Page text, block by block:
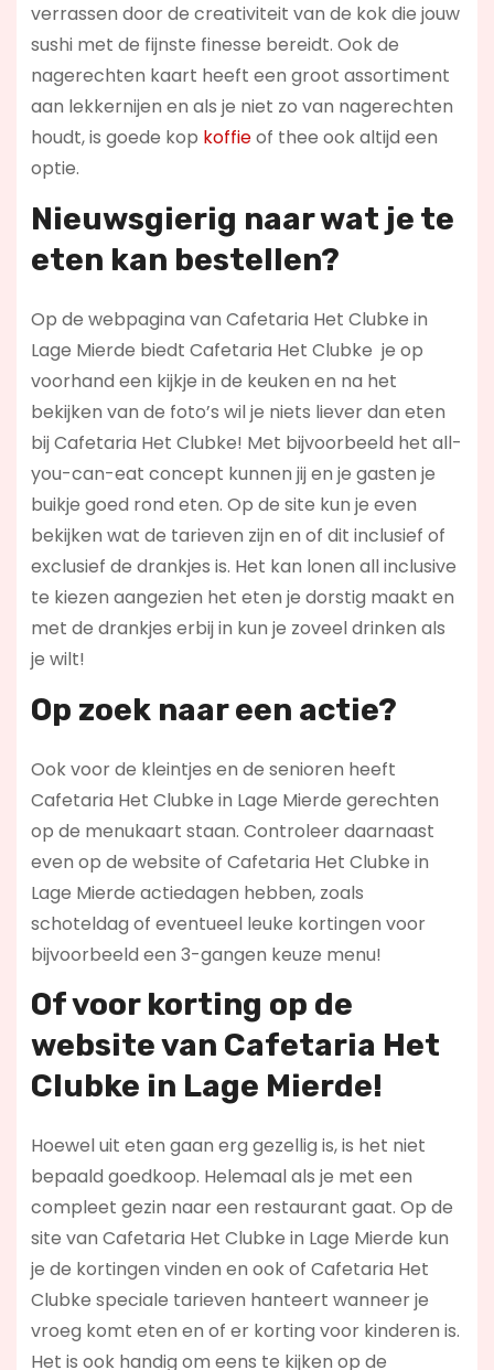
verrassen door de creativiteit van de kok die jouw
sushi met de fijnste finesse bereidt. Ook de
nagerechten kaart heeft een groot assortiment
aan lekkernijen en als je niet zo van nagerechten
houdt, is goede kop koffieof thee ook altijd een
optie.
Nieuwsgierig naar wat je te
eten kan bestellen?
Op de webpagina van Cafetaria Het Clubke in
Lage Mierde biedt Cafetaria Het Clubke je op
voorhand een kijkje in de keuken en na het
bekijken van de foto’s wil je niets liever dan eten
bij Cafetaria Het Clubke! Met bijvoorbeeld het all-
you-can-eat concept kunnen jij en je gasten je
buikje goed rond eten. Op de site kun je even
bekijken wat de tarieven zijn en of dit inclusief of
exclusief de drankjes is. Het kan lonen all inclusive
te kiezen aangezien het eten je dorstig maakt en
met de drankjes erbij in kun je zoveel drinken als
je wilt!
Op zoek naar een actie?
Ook voor de kleintjes en de senioren heeft
Cafetaria Het Clubke in Lage Mierde gerechten
op de menukaart staan. Controleer daarnaast
even op de website of Cafetaria Het Clubke in
Lage Mierde actiedagen hebben, zoals
schoteldag of eventueel leuke kortingen voor
bijvoorbeeld een 3-gangen keuze menu!
Of voor korting op de
website van Cafetaria Het
Clubke in Lage Mierde!
Hoewel uit eten gaan erg gezellig is, is het niet
bepaald goedkoop. Helemaal als je met een
compleet gezin naar een restaurant gaat. Op de
site van Cafetaria Het Clubke in Lage Mierde kun
je de kortingen vinden en ook of Cafetaria Het
Clubke speciale tarieven hanteert wanneer je
vroeg komt eten en of er korting voor kinderen is.
Het is ook handig om eens te kijken op de